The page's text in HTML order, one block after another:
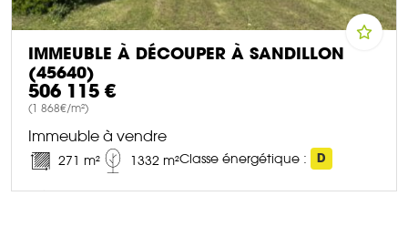
IMMEUBLE À DÉCOUPER À SANDILLON
(45640)
506 115 €
(1 868€/m²)
Immeuble à vendre
271 m² 1332 m²Classe énergétique : D